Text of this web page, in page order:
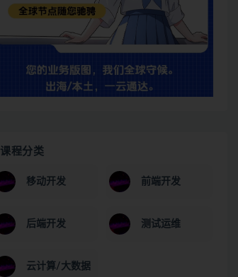
课程分类
移动开发 前端开发
后端开发 测试运维
云计算/大数据